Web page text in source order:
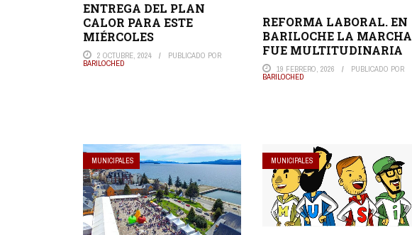
ENTREGA DEL PLAN
CALOR PARA ESTE
MIÉRCOLES
2 OCTUBRE, 2024 PUBLICADO POR
BARILOCHED
REFORMA LABORAL. EN
BARILOCHE LA MARCHA
FUE MULTITUDINARIA
19 FEBRERO, 2026 PUBLICADO POR
BARILOCHED
MUNICIPALES MUNICIPALES